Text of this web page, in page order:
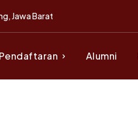
Jawa Barat
Pendaftaran Alumni